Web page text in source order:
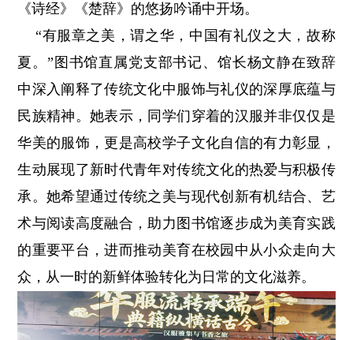
《诗经》《楚辞》的悠扬吟诵中开场。
“有服章之美，谓之华，中国有礼仪之大，故称
夏。”图书馆直属党支部书记、馆长杨文静在致辞
中深入阐释了传统文化中服饰与礼仪的深厚底蕴与
民族精神。她表示，同学们穿着的汉服并非仅仅是
华美的服饰，更是高校学子文化自信的有力彰显，
生动展现了新时代青年对传统文化的热爱与积极传
承。她希望通过传统之美与现代创新有机结合、艺
术与阅读高度融合，助力图书馆逐步成为美育实践
的重要平台，进而推动美育在校园中从小众走向大
众，从一时的新鲜体验转化为日常的文化滋养。